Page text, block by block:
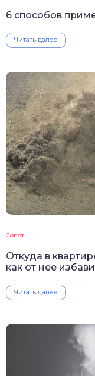
6 способов
Читать далее
Советы
Откуда в
как от нее
Читать далее